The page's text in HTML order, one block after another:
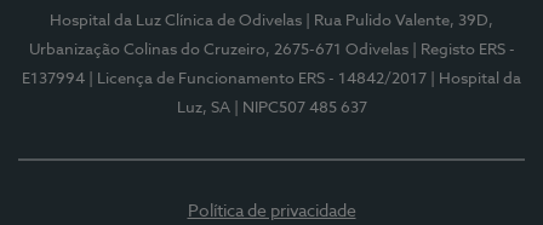
Hospital da Luz Clínica de Odivelas
| Rua Pulido Valente, 39D,
Urbanização Colinas do Cruzeiro, 2675-671 Odivelas
| Registo ERS -
E137994
| Licença de Funcionamento ERS - 14842/2017
| Hospital da
Luz, SA
| NIPC507 485 637
Política de privacidade